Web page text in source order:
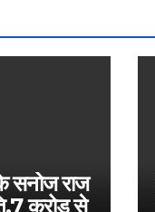
सनोज राज
करोड़ से